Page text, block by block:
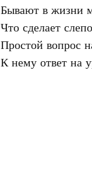
Бывают в жизни
Что сделает
Простой вопрос